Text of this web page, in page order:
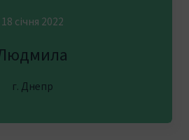
18 січня 2022
г. Днепр